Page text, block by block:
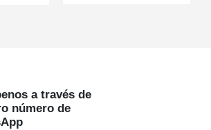
a través de
número de